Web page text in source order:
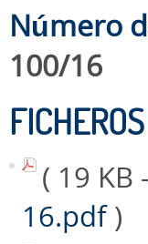
Número
100/16
( 19 KB -
16.pdf)